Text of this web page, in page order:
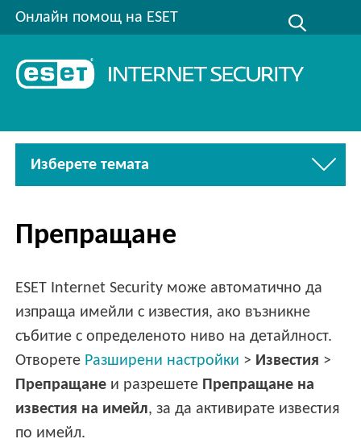
Онлайн помощ на ESET
Изберете темата
Препращане
ESET Internet Security може автоматично да
изпраща имейли с известия, ако възникне
събитие с определеното ниво на детайлност.
Отворете Разширени настройки > Известия >
Препращане и разрешете Препращане на
известия на имейл, за да активирате известия
по имейл.